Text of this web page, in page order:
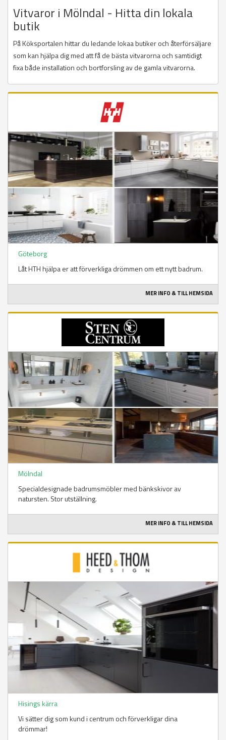
Vitvaror i Mölndal - Hitta din lokala
butik
På Köksportalen hittar du ledande lokaa butiker och återförsäljare
som kan hjälpa dig med att få de bästa vitvarorna och samtidigt
fixa både installation och bortforsling av de gamla vitvarorna.
Göteborg
Låt HTH hjälpa er att förverkliga drömmen om ett nytt badrum.
MER INFO & TILL HEMSIDA
Mölndal
Specialdesignade badrumsmöbler med bänkskivor av
natursten. Stor utställning.
MER INFO & TILL HEMSIDA
Hisings kärra
Vi sätter dig som kund i centrum och förverkligar dina
drömmar!